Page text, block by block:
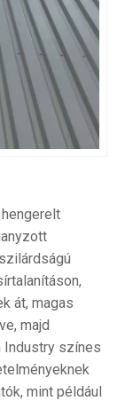
át, magas
majd
Industry színes
mint például